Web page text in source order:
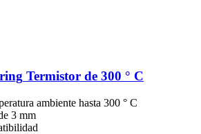
Termistor de 300 ° C
ambiente hasta 300 ° C
3 mm